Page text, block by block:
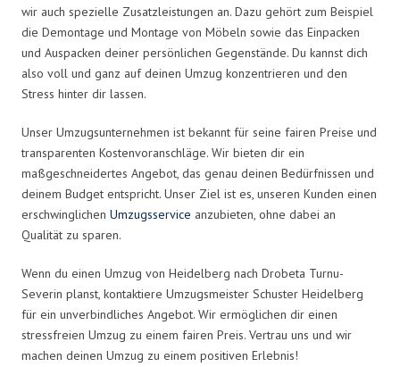
wir auch spezielle Zusatzleistungen an. Dazu gehört zum Beispiel
die Demontage und Montage von Möbeln sowie das Einpacken
und Auspacken deiner persönlichen Gegenstände. Du kannst dich
also voll und ganz auf deinen Umzug konzentrieren und den
Stress hinter dir lassen.
Unser Umzugsunternehmen ist bekannt für seine fairen Preise und
transparenten Kostenvoranschläge. Wir bieten dir ein
maßgeschneidertes Angebot, das genau deinen Bedürfnissen und
deinem Budget entspricht. Unser Ziel ist es, unseren Kunden einen
erschwinglichen Umzugsservice anzubieten, ohne dabei an
Qualität zu sparen.
Wenn du einen Umzug von Heidelberg nach Drobeta Turnu-
Severin planst, kontaktiere Umzugsmeister Schuster Heidelberg
für ein unverbindliches Angebot. Wir ermöglichen dir einen
stressfreien Umzug zu einem fairen Preis. Vertrau uns und wir
machen deinen Umzug zu einem positiven Erlebnis!